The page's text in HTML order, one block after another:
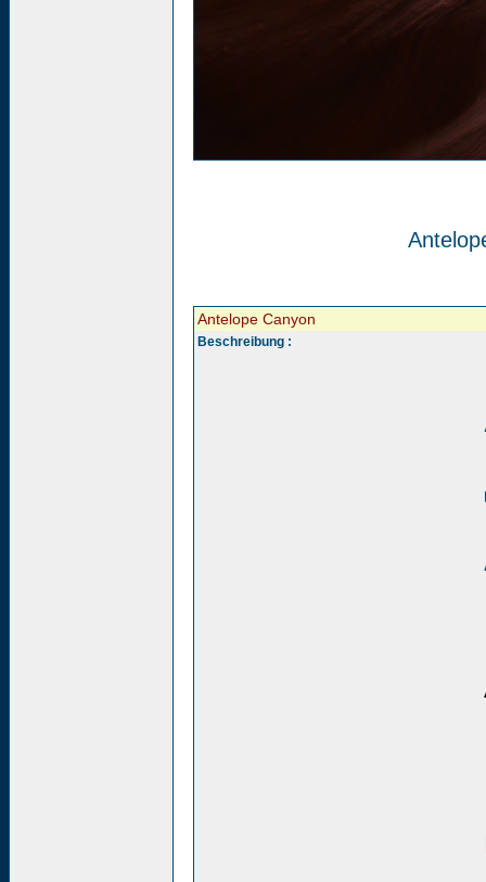
Antelope Canyon
Beschreibung :